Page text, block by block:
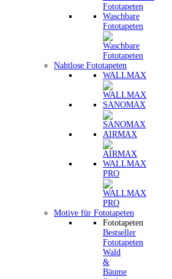
Waschbare
Fototapeten
Nahtlose Fototapeten
WALLMAX
SANOMAX
AIRMAX
WALLMAX
PRO
Motive für Fototapeten
Fototapeten
Bestseller
Fototapeten
Wald
&
Bäume